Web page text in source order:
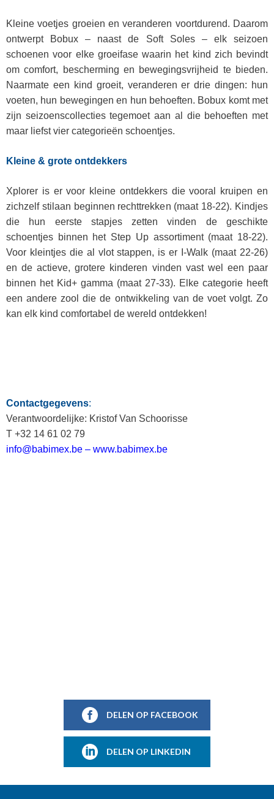
Kleine voetjes groeien en veranderen voortdurend. Daarom
ontwerpt Bobux – naast de Soft Soles – elk seizoen
schoenen voor elke groeifase waarin het kind zich bevindt
om comfort, bescherming en bewegingsvrijheid te bieden.
Naarmate een kind groeit, veranderen er drie dingen: hun
voeten, hun bewegingen en hun behoeften. Bobux komt met
zijn seizoenscollecties tegemoet aan al die behoeften met
maar liefst vier categorieën schoentjes.
Kleine & grote ontdekkers
Xplorer is er voor kleine ontdekkers die vooral kruipen en
zichzelf stilaan beginnen rechttrekken (maat 18-22). Kindjes
die hun eerste stapjes zetten vinden de geschikte
schoentjes binnen het Step Up assortiment (maat 18-22).
Voor kleintjes die al vlot stappen, is er I-Walk (maat 22-26)
en de actieve, grotere kinderen vinden vast wel een paar
binnen het Kid+ gamma (maat 27-33). Elke categorie heeft
een andere zool die de ontwikkeling van de voet volgt. Zo
kan elk kind comfortabel de wereld ontdekken!
Contactgegevens:
Verantwoordelijke: Kristof Van Schoorisse
T +32 14 61 02 79
info@babimex.be – www.babimex.be
DELEN OP FACEBOOK
DELEN OP LINKEDIN